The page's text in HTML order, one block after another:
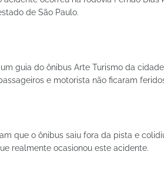
de São Paulo.
guia do ônibus Arte Turismo da
e motorista não ficaram
que o ônibus saiu fora da pista e
realmente ocasionou este acidente.